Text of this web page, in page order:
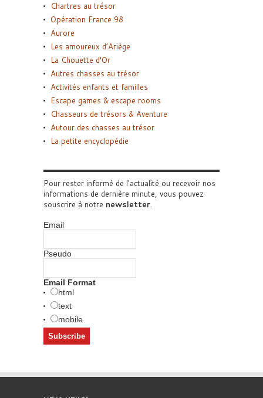
Chartres au trésor
Opération France 98
Aurore
Les amoureux d’Ariège
La Chouette d’Or
Autres chasses au trésor
Activités enfants et familles
Escape games & escape rooms
Chasseurs de trésors & Aventure
Autour des chasses au trésor
La petite encyclopédie
Pour rester informé de l'actualité ou recevoir nos
informations de dernière minute, vous pouvez
souscrire à notre newsletter.
Email
Pseudo
Email Format
html
text
mobile